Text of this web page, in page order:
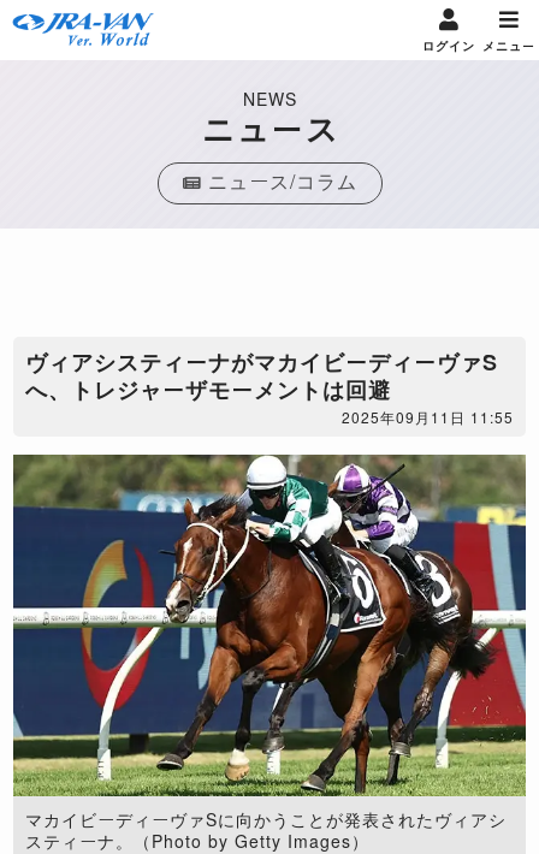
ログイン メニュー
NEWS
ニュース
ニュース/コラム
ヴィアシスティーナがマカイビーディーヴァS
へ、トレジャーザモーメントは回避
2025年09月11日 11:55
マカイビーディーヴァSに向かうことが発表されたヴィアシ
スティーナ。（Photo by Getty Images）